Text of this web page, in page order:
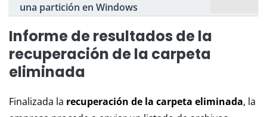
una partición en Windows
Informe de resultados de la
recuperación de la carpeta
eliminada
Finalizada la recuperación de la carpeta eliminada, la